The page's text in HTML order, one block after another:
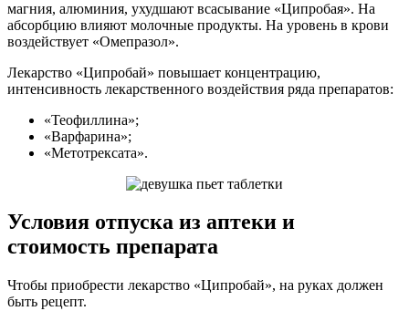
магния, алюминия, ухудшают всасывание «Ципробая». На
абсорбцию влияют молочные продукты. На уровень в крови
воздействует «Омепразол».
Лекарство «Ципробай» повышает концентрацию,
интенсивность лекарственного воздействия ряда препаратов:
«Теофиллина»;
«Варфарина»;
«Метотрексата».
Условия отпуска из аптеки и
стоимость препарата
Чтобы приобрести лекарство «Ципробай», на руках должен
быть рецепт.